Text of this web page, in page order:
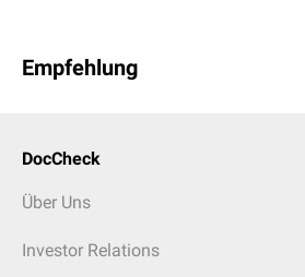
Empfehlung
DocCheck
Über Uns
Investor Relations